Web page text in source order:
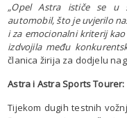
„Opel Astra ističe se u
automobil, što je uvjerilo
i za emocionalni kriterij
izdvojila među
članica žirija za dodjelu
Astra i Astra Sports
Tijekom dugih testnih